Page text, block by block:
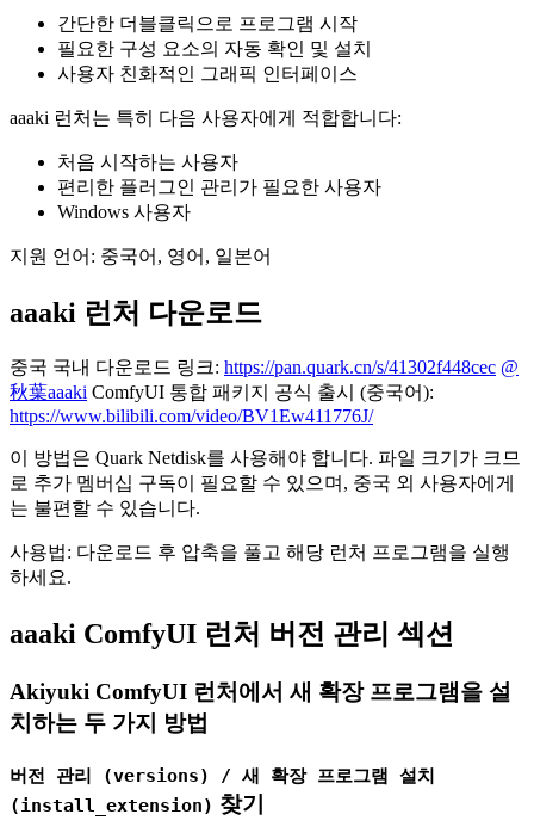
간단한 더블클릭으로 프로그램 시작
필요한 구성 요소의 자동 확인 및 설치
사용자 친화적인 그래픽 인터페이스
aaaki 런처는 특히 다음 사용자에게 적합합니다:
처음 시작하는 사용자
편리한 플러그인 관리가 필요한 사용자
Windows 사용자
지원 언어: 중국어, 영어, 일본어
aaaki 런처 다운로드
중국 국내 다운로드 링크: https://pan.quark.cn/s/41302f448cec @
秋葉aaaki ComfyUI 통합 패키지 공식 출시 (중국어):
https://www.bilibili.com/video/BV1Ew411776J/
이 방법은 Quark Netdisk를 사용해야 합니다. 파일 크기가 크므
로 추가 멤버십 구독이 필요할 수 있으며, 중국 외 사용자에게
는 불편할 수 있습니다.
사용법: 다운로드 후 압축을 풀고 해당 런처 프로그램을 실행
하세요.
aaaki ComfyUI 런처 버전 관리 섹션
Akiyuki ComfyUI 런처에서 새 확장 프로그램을 설
치하는 두 가지 방법
버전 관리 (versions) / 새 확장 프로그램 설치
(install_extension) 찾기